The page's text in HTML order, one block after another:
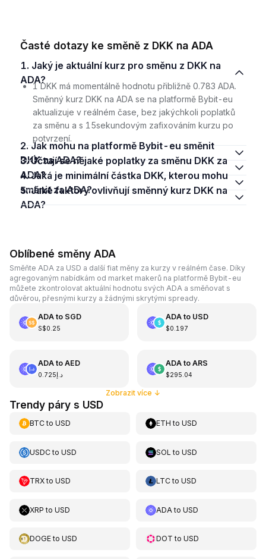
Časté dotazy ke směně z DKK na ADA
1. Jaký je aktuální kurz pro směnu z DKK na
ADA?
1 DKK má momentálně hodnotu přibližně 0.783 ADA.
Směnný kurz DKK na ADA se na platformě Bybit-eu
aktualizuje v reálném čase, bez jakýchkoli poplatků
za směnu a s 15sekundovým zafixováním kurzu po
potvrzení.
2. Jak mohu na platformě Bybit-eu směnit
DKK za ADA?
3. Účtují se nějaké poplatky za směnu DKK za
ADA?
4. Jaká je minimální částka DKK, kterou mohu
směnit za ADA?
5. Jaké faktory ovlivňují směnný kurz DKK na
ADA?
Oblíbené směny ADA
Směňte ADA za USD a další fiat měny za kurzy v reálném čase. Díky
agregovaným nabídkám od market makerů na platformě Bybit-eu
můžete zkontrolovat aktuální hodnotu svých ADA a směňovat s
důvěrou, přesnými kurzy a žádnými skrytými spready.
ADAto SGD
S$0.25
ADAto USD
$0.197
ADAto AED
د.إ0.725
ADAto ARS
$295.04
Zobrazit více ↓
Trendy páry s USD
BTCto USD ETH toUSD
USDCto USD SOL toUSD
TRXto USD LTCtoUSD
XRP to USD ADA toUSD
DOGEto USD DOT toUSD